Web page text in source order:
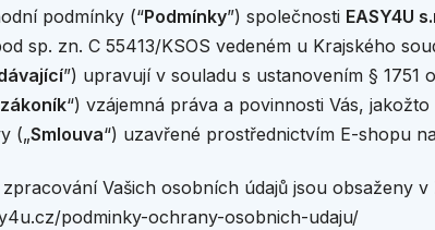
podmínky (“Podmínky”) společnosti EASY4U
sp. zn. C 55413/KSOS vedeném u Krajského
”) upravují v souladu s ustanovením §
“) vzájemná práva a povinnosti Vás,
(„Smlouva“) uzavřené prostřednictvím E-shopu
Vašich osobních údajů jsou obsaženy
podminky-ochrany-osobnich-udaju/